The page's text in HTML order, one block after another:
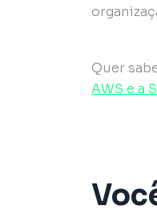
Quer
AWS e a